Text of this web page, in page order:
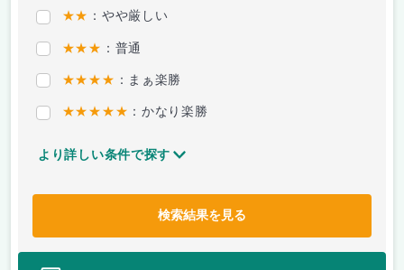
★★ ：やや厳しい
★★★ ：普通
★★★★ ：まぁ楽勝
★★★★★ ：かなり楽勝
より詳しい条件で探す
検索結果を見る